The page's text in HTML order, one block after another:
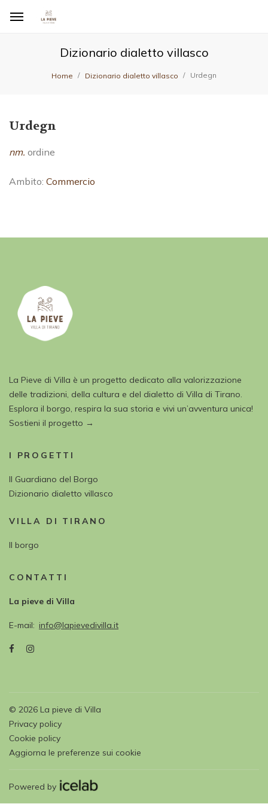
Dizionario dialetto villasco
Home Dizionario dialetto villasco Urdegn
Urdegn
nm. ordine
Ambito: Commercio
La Pieve di Villa è un progetto dedicato alla valorizzazione
delle tradizioni, della cultura e del dialetto di Villa di Tirano.
Esplora il borgo, respira la sua storia e vivi un’avventura unica!
Sostieni il progetto →
I PROGETTI
Il Guardiano del Borgo
Dizionario dialetto villasco
VILLA DI TIRANO
Il borgo
CONTATTI
La pieve di Villa
E-mail info@lapievedivilla.it
© 2026 La pieve di Villa
Privacy policy
Cookie policy
Aggiorna le preferenze sui cookie
Powered by